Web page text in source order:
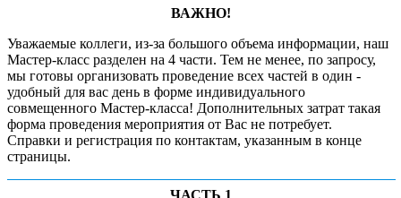
ВАЖНО!
Уважаемые коллеги, из-за большого объема информации, наш
Мастер-класс разделен на 4 части. Тем не менее, по запросу,
мы готовы организовать проведение всех частей в один -
удобный для вас день в форме индивидуального
совмещенного Мастер-класса! Дополнительных затрат такая
форма проведения мероприятия от Вас не потребует.
Справки и регистрация по контактам, указанным в конце
страницы.
ЧАСТЬ 1